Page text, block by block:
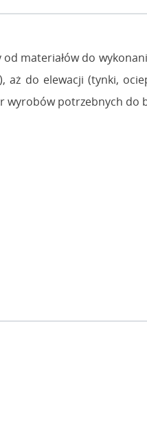
od materiałów do
aż do elewacji (tynki,
wyrobów potrzebnych